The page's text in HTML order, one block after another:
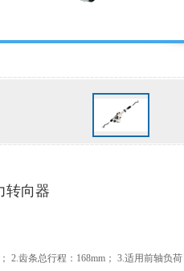
转向器
2.齿条总行程：168mm； 3.适用前轴负